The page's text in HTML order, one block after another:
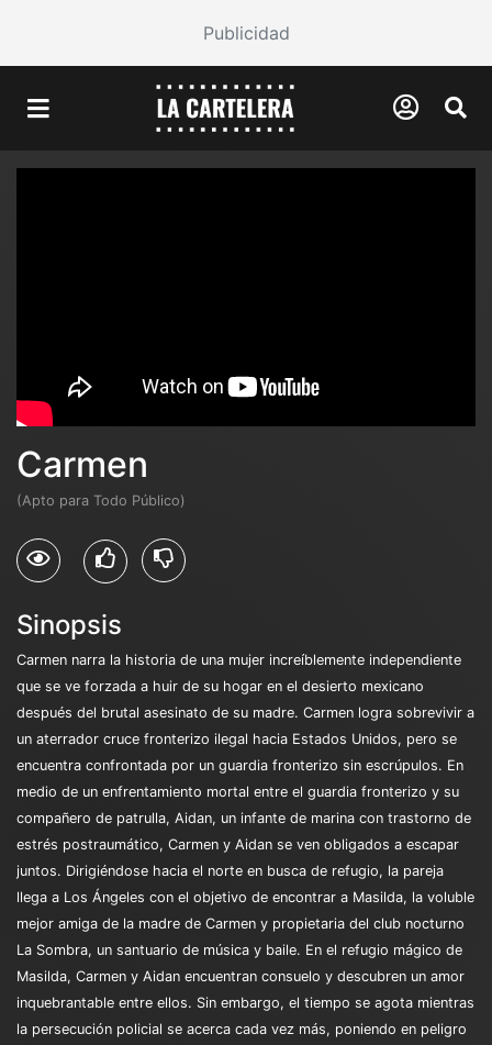
Publicidad
Carmen
(Apto para Todo Público)
Sinopsis
Carmen narra la historia de una mujer increíblemente independiente
que se ve forzada a huir de su hogar en el desierto mexicano
después del brutal asesinato de su madre. Carmen logra sobrevivir a
un aterrador cruce fronterizo ilegal hacia Estados Unidos, pero se
encuentra confrontada por un guardia fronterizo sin escrúpulos. En
medio de un enfrentamiento mortal entre el guardia fronterizo y su
compañero de patrulla, Aidan, un infante de marina con trastorno de
estrés postraumático, Carmen y Aidan se ven obligados a escapar
juntos. Dirigiéndose hacia el norte en busca de refugio, la pareja
llega a Los Ángeles con el objetivo de encontrar a Masilda, la voluble
mejor amiga de la madre de Carmen y propietaria del club nocturno
La Sombra, un santuario de música y baile. En el refugio mágico de
Masilda, Carmen y Aidan encuentran consuelo y descubren un amor
inquebrantable entre ellos. Sin embargo, el tiempo se agota mientras
la persecución policial se acerca cada vez más, poniendo en peligro